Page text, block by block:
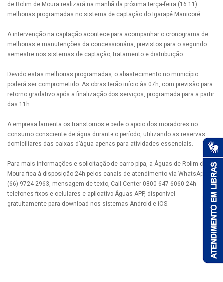
de Rolim de Moura realizará na manhã da próxima terça-feira (16.11)
melhorias programadas no sistema de captação do Igarapé Manicoré.
A intervenção na captação acontece para acompanhar o cronograma de
melhorias e manutenções da concessionária, previstos para o segundo
semestre nos sistemas de captação, tratamento e distribuição.
Devido estas melhorias programadas, o abastecimento no município
poderá ser comprometido. As obras terão início às 07h, com previsão para
retorno gradativo após a finalização dos serviços, programada para a partir
das 11h.
A empresa lamenta os transtornos e pede o apoio dos moradores no
consumo consciente de água durante o período, utilizando as reservas
domiciliares das caixas-d’água apenas para atividades essenciais.
Para mais informações e solicitação de carro-pipa, a Águas de Rolim de
Moura fica à disposição 24h pelos canais de atendimento via WhatsApp
(66) 9724-2963, mensagem de texto, Call Center 0800 647 6060 24h
telefones fixos e celulares e aplicativo Águas APP, disponível
gratuitamente para download nos sistemas Android e iOS.